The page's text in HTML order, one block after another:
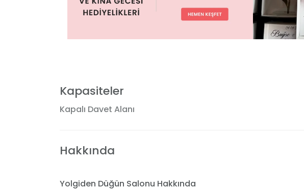
Kapasiteler
Kapalı Davet Alanı
Hakkında
Yolgiden Düğün Salonu Hakkında